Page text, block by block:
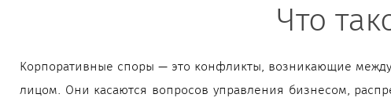
Что
Корпоративные споры — это конфликты, возникающие
лицом. Они касаются вопросов управления бизнесом,